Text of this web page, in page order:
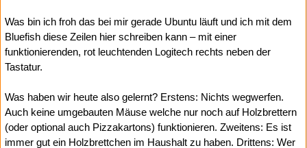
Was bin ich froh das bei mir gerade Ubuntu läuft und ich mit dem
Bluefish diese Zeilen hier schreiben kann – mit einer
funktionierenden, rot leuchtenden Logitech rechts neben der
Tastatur.
Was haben wir heute also gelernt? Erstens: Nichts wegwerfen.
Auch keine umgebauten Mäuse welche nur noch auf Holzbrettern
(oder optional auch Pizzakartons) funktionieren. Zweitens: Es ist
immer gut ein Holzbrettchen im Haushalt zu haben. Drittens: Wer